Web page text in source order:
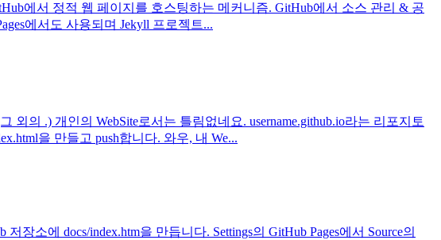
에서 정적 웹 페이지를 호스팅하는 메커니즘. GitHub에서 소스 관리 & 공
에서도 사용되며 Jekyll 프로젝트...
의 .) 개인의 WebSite로서는 틀림없네요. username.github.io라는 리포지토
을 만들고 push합니다. 와우, 내 We...
소에 docs/index.htm을 만듭니다. Settings의 GitHub Pages에서 Source의